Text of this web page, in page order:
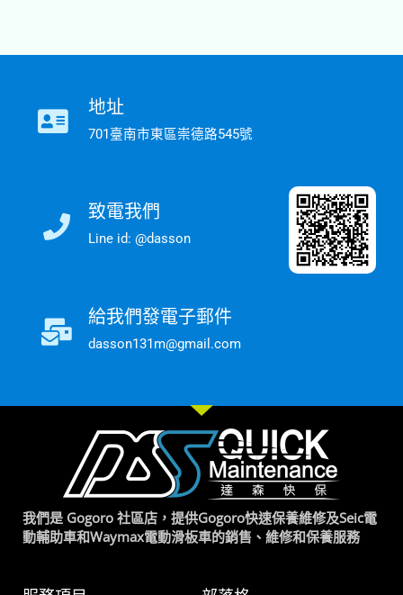
地址
701臺南市東區崇德路545號
致電我們
Line id: @dasson
給我們發電子郵件
dasson131m@gmail.com
我們是 Gogoro 社區店，提供Gogoro快速保養維修及Seic電
動輔助車和Waymax電動滑板車的銷售、維修和保養服務